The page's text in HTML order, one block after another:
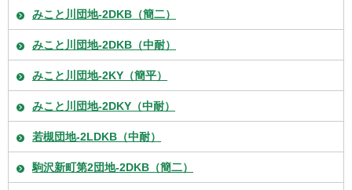
みこと川団地-2DKB（簡二）
みこと川団地-2DKB（中耐）
みこと川団地-2KY（簡平）
みこと川団地-2DKY（中耐）
若槻団地-2LDKB（中耐）
駒沢新町第2団地-2DKB（簡二）